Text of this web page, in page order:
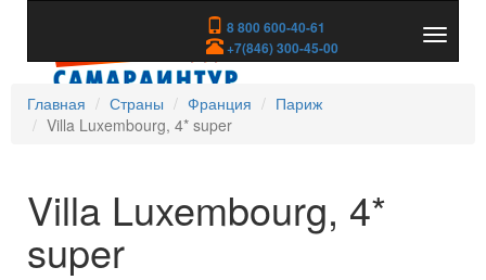
8 800 600-40-61
+7(846) 300-45-00
скрыть
Главная
Страны Франция
Париж
Villa Luxembourg, 4* super
Villa Luxembourg, 4*
super